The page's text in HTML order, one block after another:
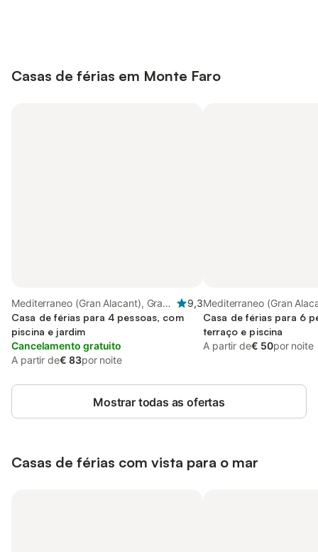
Casas de férias em Monte Faro
Mediterraneo (Gran Alacant), Gran
Alacant
9,3
Casa de férias para 4 pessoas, com
piscina e jardim
Cancelamento gratuito
A partir de€ 83por noite
Mediterraneo (Gran
Alacant
Casa de férias para 6
terraço e piscina
A partir de€ 50por noite
Mostrar todas as ofertas
Casas de férias com vista para o mar